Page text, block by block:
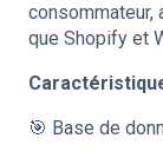
que Shopify et
🎯 Base de